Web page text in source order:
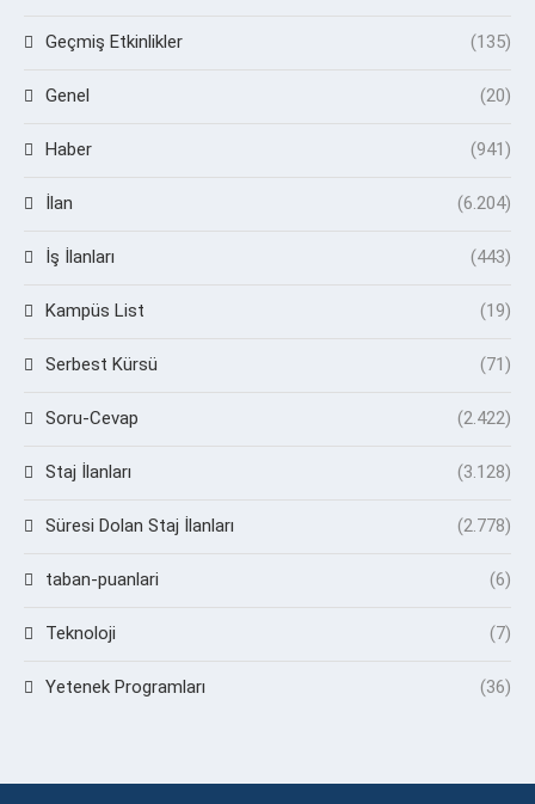
Geçmiş Etkinlikler (135)
Genel (20)
Haber (941)
İlan (6.204)
İş İlanları (443)
Kampüs List (19)
Serbest Kürsü (71)
Soru-Cevap (2.422)
Staj İlanları (3.128)
Süresi Dolan Staj İlanları (2.778)
taban-puanlari (6)
Teknoloji (7)
Yetenek Programları (36)